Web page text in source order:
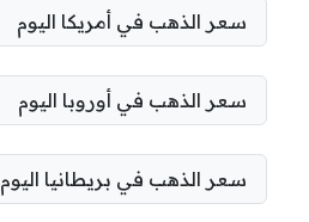
سعر الذهب في أمريكا اليوم
سعر الذهب في أوروبا اليوم
سعر الذهب في بريطانيا اليوم